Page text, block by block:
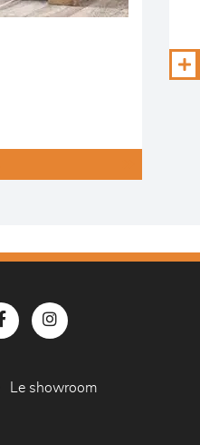
Le showroom